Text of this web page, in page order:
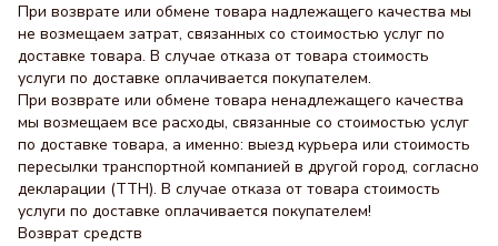
При возврате или обмене товара надлежащего качества мы
не возмещаем затрат, связанных со стоимостью услуг по
доставке товара. В случае отказа от товара стоимость
услуги по доставке оплачивается покупателем.
При возврате или обмене товара ненадлежащего качества
мы возмещаем все расходы, связанные со стоимостью услуг
по доставке товара, а именно: выезд курьера или стоимость
пересылки транспортной компанией в другой город, согласно
декларации (ТТН). В случае отказа от товара стоимость
услуги по доставке оплачивается покупателем!
Возврат средств